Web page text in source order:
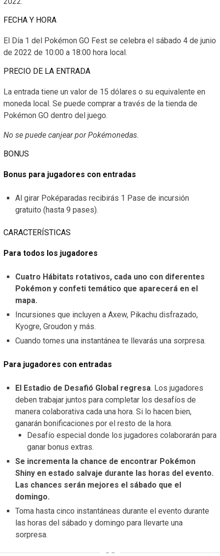
FECHA Y HORA
El Día 1 del Pokémon GO Fest se celebra el sábado 4 de junio
de 2022 de 10:00 a 18:00 hora local.
PRECIO DE LA ENTRADA
La entrada tiene un valor de 15 dólares o su equivalente en
moneda local. Se puede comprar a través de la tienda de
Pokémon GO dentro del juego.
No se puede canjear por Pokémonedas.
BONUS
Bonus para jugadores con entradas
Al girar Poképaradas recibirás 1 Pase de incursión
gratuito (hasta 9 pases).
CARACTERÍSTICAS
Para todos los jugadores
Cuatro Hábitats rotativos, cada uno con diferentes
Pokémon y confeti temático que aparecerá en el
mapa.
Incursiones que incluyen a Axew, Pikachu disfrazado,
Kyogre, Groudon y más.
Cuando tomes una instantánea te llevarás una sorpresa.
Para jugadores con entradas
El Estadio de Desafió Global regresa. Los jugadores
deben trabajar juntos para completar los desafíos de
manera colaborativa cada una hora. Si lo hacen bien,
ganarán bonificaciones por el resto de la hora.
Desafío especial donde los jugadores colaborarán para
ganar bonus extras.
Se incrementa la chance de encontrar Pokémon
Shiny en estado salvaje durante las horas del evento.
Las chances serán mejores el sábado que el
domingo.
Toma hasta cinco instantáneas durante el evento durante
las horas del sábado y domingo para llevarte una
sorpresa.